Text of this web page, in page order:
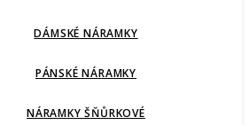
DÁMSKÉ NÁRAMKY
PÁNSKÉ NÁRAMKY
NÁRAMKY ŠŇŮRKOVÉ